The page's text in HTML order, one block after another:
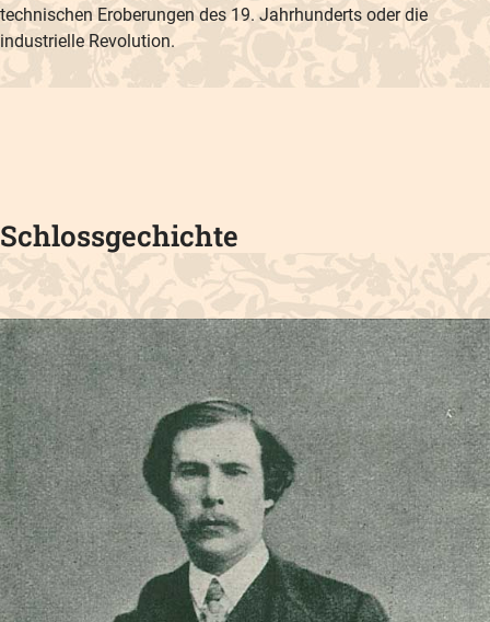
technischen Eroberungen des 19. Jahrhunderts oder die
industrielle Revolution.
Schlossgechichte